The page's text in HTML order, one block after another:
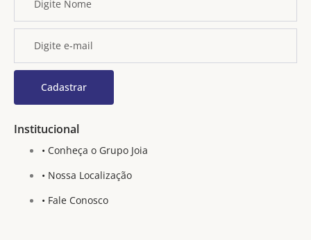
Institucional
• Conheça o Grupo Joia
• Nossa Localização
• Fale Conosco